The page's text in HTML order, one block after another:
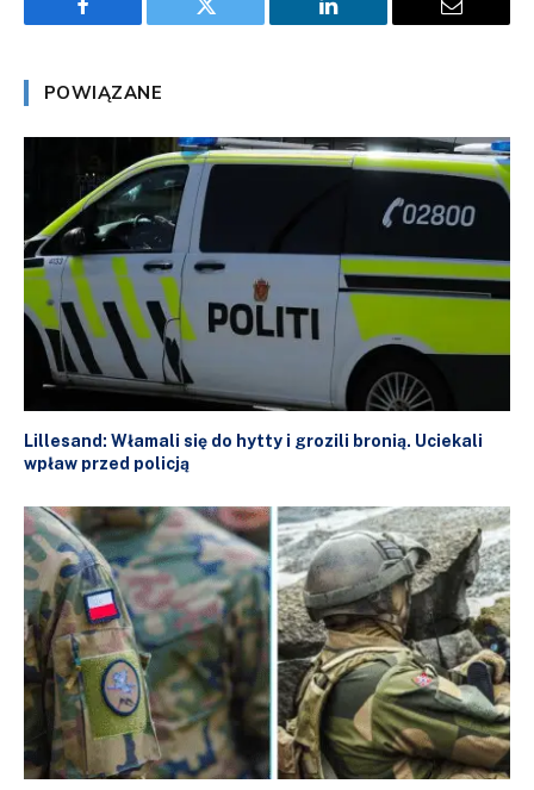
Facebook Twitter LinkedIn Email
POWIĄZANE
Lillesand: Włamali się do hytty i grozili bronią. Uciekali
wpław przed policją